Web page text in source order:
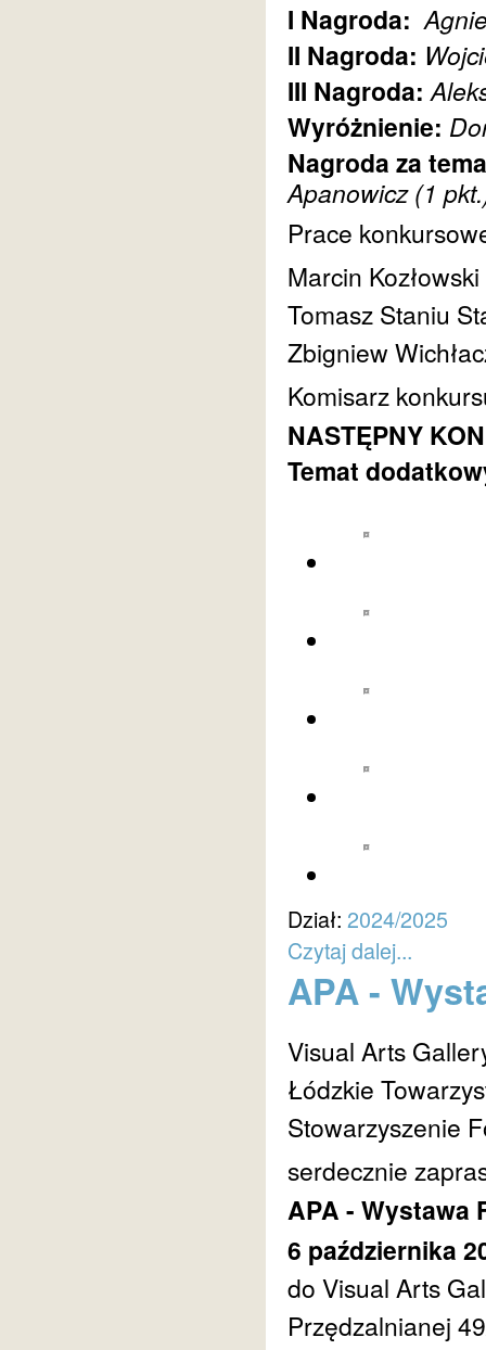
I Nagroda:
II Nagroda:
III Nagroda:
Wyróżnienie:
Nagroda za
Apanowicz(1
Prace
Marcin Kozłowski
Tomasz Staniu
Zbigniew
Komisarz
NASTĘPNY
Temat
Dział: 2024/2025
Czytaj dalej...
APA -
Visual Arts
Łódzkie
Stowarzyszenie
serdecznie
APA - Wystawa
6 października
do Visual Arts
Przędzalnianej